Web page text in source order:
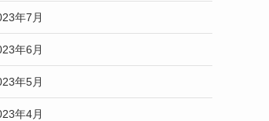
年7月
年6月
年5月
年4月